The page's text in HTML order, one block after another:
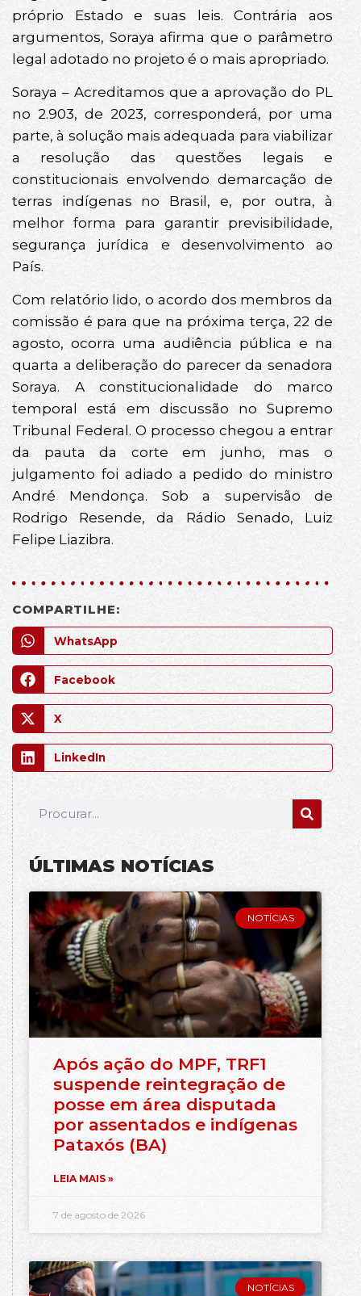
próprio Estado e suas leis. Contrária aos
argumentos, Soraya afirma que o parâmetro
legal adotado no projeto é o mais apropriado.
Soraya – Acreditamos que a aprovação do PL
no 2.903, de 2023, corresponderá, por uma
parte, à solução mais adequada para viabilizar
a resolução das questões legais e
constitucionais envolvendo demarcação de
terras indígenas no Brasil, e, por outra, à
melhor forma para garantir previsibilidade,
segurança jurídica e desenvolvimento ao
País.
Com relatório lido, o acordo dos membros da
comissão é para que na próxima terça, 22 de
agosto, ocorra uma audiência pública e na
quarta a deliberação do parecer da senadora
Soraya. A constitucionalidade do marco
temporal está em discussão no Supremo
Tribunal Federal. O processo chegou a entrar
da pauta da corte em junho, mas o
julgamento foi adiado a pedido do ministro
André Mendonça. Sob a supervisão de
Rodrigo Resende, da Rádio Senado, Luiz
Felipe Liazibra.
COMPARTILHE:
WhatsApp
Facebook
X
LinkedIn
ÚLTIMAS NOTÍCIAS
NOTÍCIAS
Após ação do MPF, TRF1
suspende reintegração de
posse em área disputada
por assentados e indígenas
Pataxós (BA)
LEIA MAIS »
7 de agosto de 2026
NOTÍCIAS